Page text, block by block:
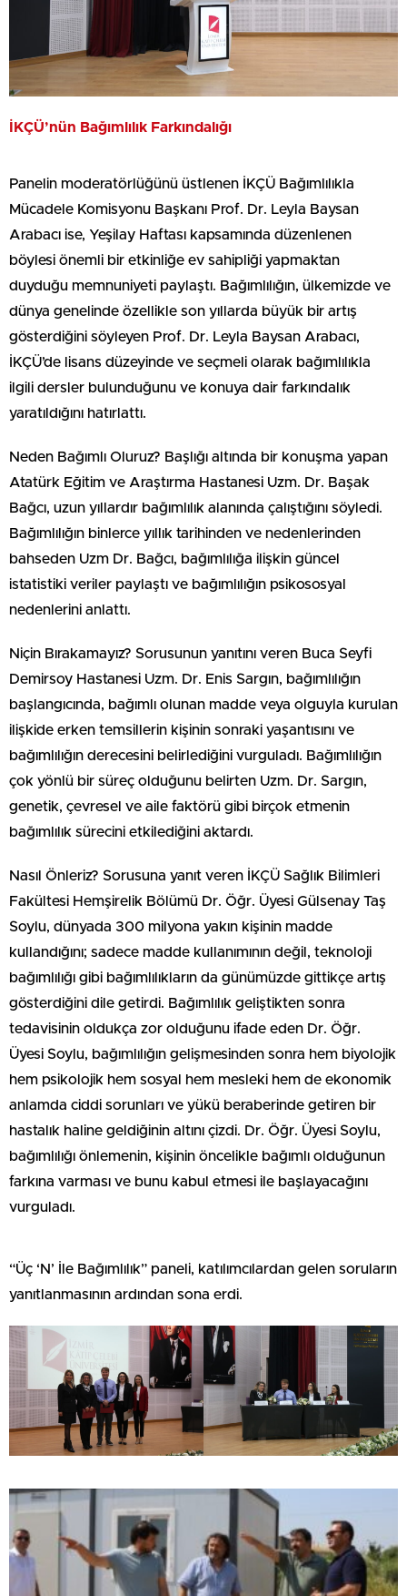
İKÇÜ’nün Bağımlılık Farkındalığı
Panelin moderatörlüğünü üstlenen İKÇÜ Bağımlılıkla
Mücadele Komisyonu Başkanı Prof. Dr. Leyla Baysan
Arabacı ise, Yeşilay Haftası kapsamında düzenlenen
böylesi önemli bir etkinliğe ev sahipliği yapmaktan
duyduğu memnuniyeti paylaştı. Bağımlılığın, ülkemizde ve
dünya genelinde özellikle son yıllarda büyük bir artış
gösterdiğini söyleyen Prof. Dr. Leyla Baysan Arabacı,
İKÇÜ’de lisans düzeyinde ve seçmeli olarak bağımlılıkla
ilgili dersler bulunduğunu ve konuya dair farkındalık
yaratıldığını hatırlattı.
Neden Bağımlı Oluruz? Başlığı altında bir konuşma yapan
Atatürk Eğitim ve Araştırma Hastanesi Uzm. Dr. Başak
Bağcı, uzun yıllardır bağımlılık alanında çalıştığını söyledi.
Bağımlılığın binlerce yıllık tarihinden ve nedenlerinden
bahseden Uzm Dr. Bağcı, bağımlılığa ilişkin güncel
istatistiki veriler paylaştı ve bağımlılığın psikososyal
nedenlerini anlattı.
Niçin Bırakamayız? Sorusunun yanıtını veren Buca Seyfi
Demirsoy Hastanesi Uzm. Dr. Enis Sargın, bağımlılığın
başlangıcında, bağımlı olunan madde veya olguyla kurulan
ilişkide erken temsillerin kişinin sonraki yaşantısını ve
bağımlılığın derecesini belirlediğini vurguladı. Bağımlılığın
çok yönlü bir süreç olduğunu belirten Uzm. Dr. Sargın,
genetik, çevresel ve aile faktörü gibi birçok etmenin
bağımlılık sürecini etkilediğini aktardı.
Nasıl Önleriz? Sorusuna yanıt veren İKÇÜ Sağlık Bilimleri
Fakültesi Hemşirelik Bölümü Dr. Öğr. Üyesi Gülsenay Taş
Soylu, dünyada 300 milyona yakın kişinin madde
kullandığını; sadece madde kullanımının değil, teknoloji
bağımlılığı gibi bağımlılıkların da günümüzde gittikçe artış
gösterdiğini dile getirdi. Bağımlılık geliştikten sonra
tedavisinin oldukça zor olduğunu ifade eden Dr. Öğr.
Üyesi Soylu, bağımlılığın gelişmesinden sonra hem biyolojik
hem psikolojik hem sosyal hem mesleki hem de ekonomik
anlamda ciddi sorunları ve yükü beraberinde getiren bir
hastalık haline geldiğinin altını çizdi. Dr. Öğr. Üyesi Soylu,
bağımlılığı önlemenin, kişinin öncelikle bağımlı olduğunun
farkına varması ve bunu kabul etmesi ile başlayacağını
vurguladı.
“Üç ‘N’ İle Bağımlılık” paneli, katılımcılardan gelen soruların
yanıtlanmasının ardından sona erdi.